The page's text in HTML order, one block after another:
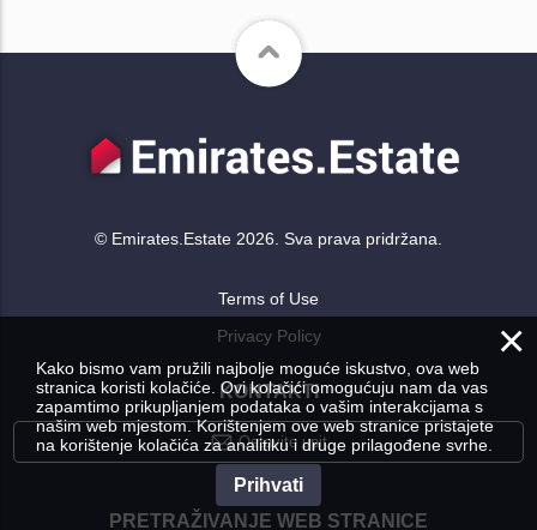
© Emirates.Estate 2026. Sva prava pridržana.
Terms of Use
Privacy Policy
KONTAKTI
Ostavite upit
PRETRAŽIVANJE WEB STRANICE
×
Kako bismo vam pružili najbolje moguće iskustvo, ova web
stranica koristi kolačiće. Ovi kolačići omogućuju nam da vas
zapamtimo prikupljanjem podataka o vašim interakcijama s
našim web mjestom. Korištenjem ove web stranice pristajete
na korištenje kolačića za analitiku i druge prilagođene svrhe.
Prihvati